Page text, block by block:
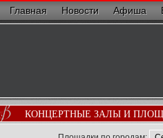
Главная Новости Афиша
КОНЦЕРТНЫЕ ЗАЛЫ И